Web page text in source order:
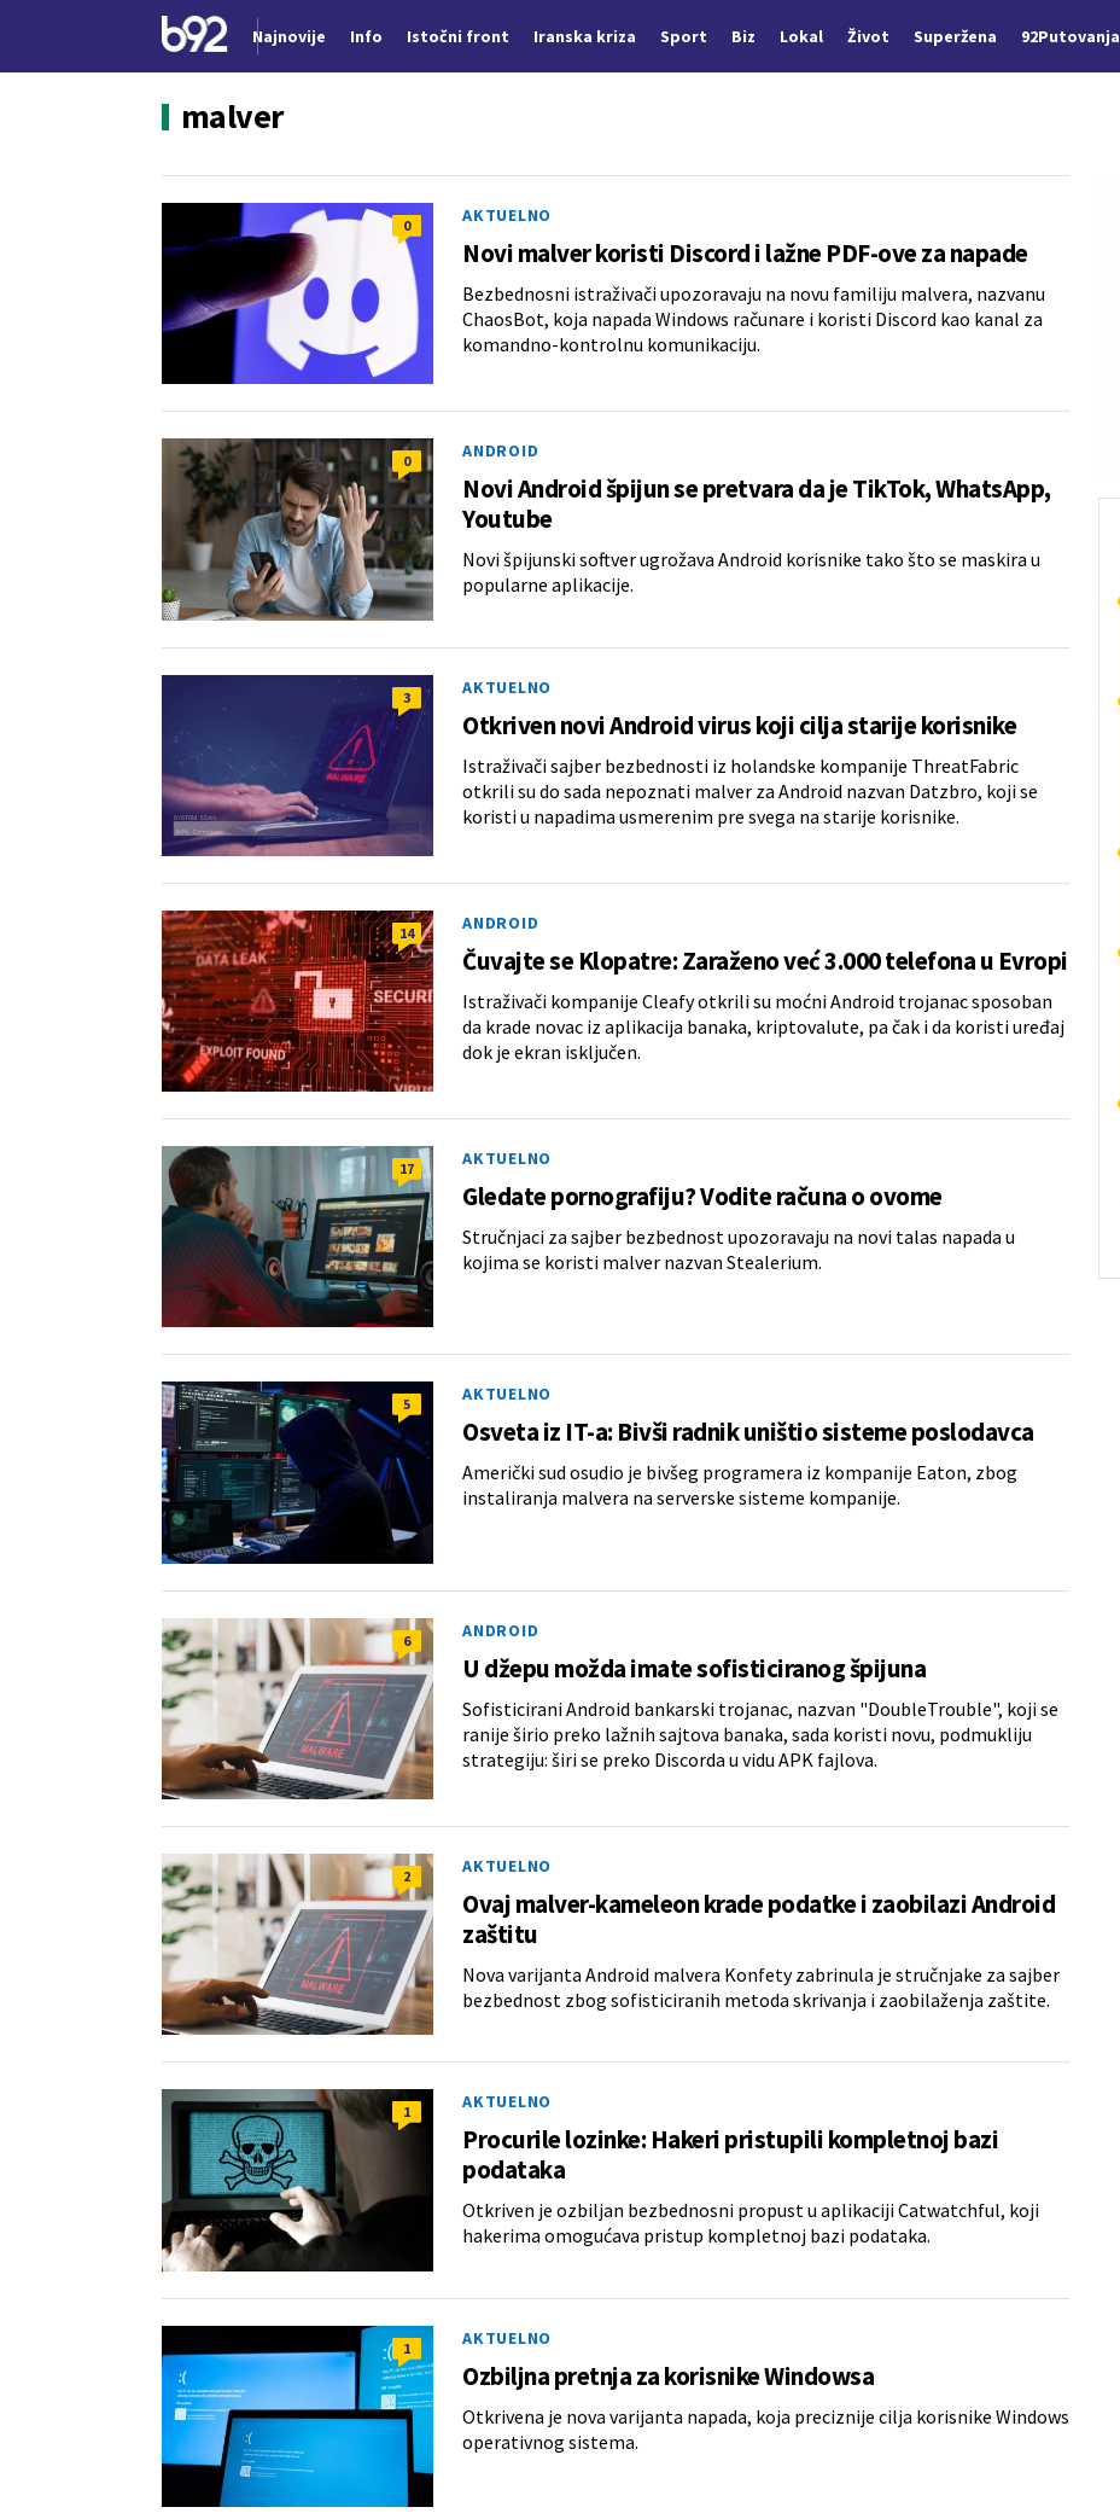
Najnovije Info Istočni front Iranska kriza Sport Biz Lokal Život Superžena 92Putovanja
malver
0 AKTUELNO
Novi malver koristi Discord i lažne PDF-ove za napade
Bezbednosni istraživači upozoravaju na novu familiju malvera, nazvanu
ChaosBot, koja napada Windows računare i koristi Discord kao kanal za
komandno-kontrolnu komunikaciju.
0 ANDROID
Novi Android špijun se pretvara da je TikTok, WhatsApp,
Youtube
Novi špijunski softver ugrožava Android korisnike tako što se maskira u
popularne aplikacije.
3 AKTUELNO
Otkriven novi Android virus koji cilja starije korisnike
Istraživači sajber bezbednosti iz holandske kompanije ThreatFabric
otkrili su do sada nepoznati malver za Android nazvan Datzbro, koji se
koristi u napadima usmerenim pre svega na starije korisnike.
14 ANDROID
Čuvajte se Klopatre: Zaraženo već 3.000 telefona u Evropi
Istraživači kompanije Cleafy otkrili su moćni Android trojanac sposoban
da krade novac iz aplikacija banaka, kriptovalute, pa čak i da koristi uređaj
dok je ekran isključen.
17 AKTUELNO
Gledate pornografiju? Vodite računa o ovome
Stručnjaci za sajber bezbednost upozoravaju na novi talas napada u
kojima se koristi malver nazvan Stealerium.
5 AKTUELNO
Osveta iz IT-a: Bivši radnik uništio sisteme poslodavca
Američki sud osudio je bivšeg programera iz kompanije Eaton, zbog
instaliranja malvera na serverske sisteme kompanije.
6 ANDROID
U džepu možda imate sofisticiranog špijuna
Sofisticirani Android bankarski trojanac, nazvan "DoubleTrouble", koji se
ranije širio preko lažnih sajtova banaka, sada koristi novu, podmukliju
strategiju: širi se preko Discorda u vidu APK fajlova.
2 AKTUELNO
Ovaj malver-kameleon krade podatke i zaobilazi Android
zaštitu
Nova varijanta Android malvera Konfety zabrinula je stručnjake za sajber
bezbednost zbog sofisticiranih metoda skrivanja i zaobilaženja zaštite.
1 AKTUELNO
Procurile lozinke: Hakeri pristupili kompletnoj bazi
podataka
Otkriven je ozbiljan bezbednosni propust u aplikaciji Catwatchful, koji
hakerima omogućava pristup kompletnoj bazi podataka.
1 AKTUELNO
Ozbiljna pretnja za korisnike Windowsa
Otkrivena je nova varijanta napada, koja preciznije cilja korisnike Windows
operativnog sistema.